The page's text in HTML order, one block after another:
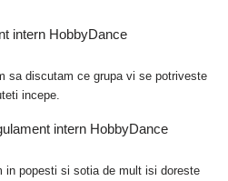
intern HobbyDance
sa discutam ce grupa vi se potriveste
incepe.
intern HobbyDance
in popesti si sotia de mult isi doreste